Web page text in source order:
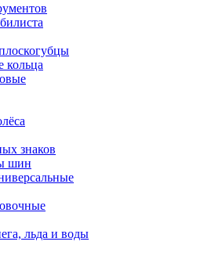
кольца
знаков
шин
льда и воды